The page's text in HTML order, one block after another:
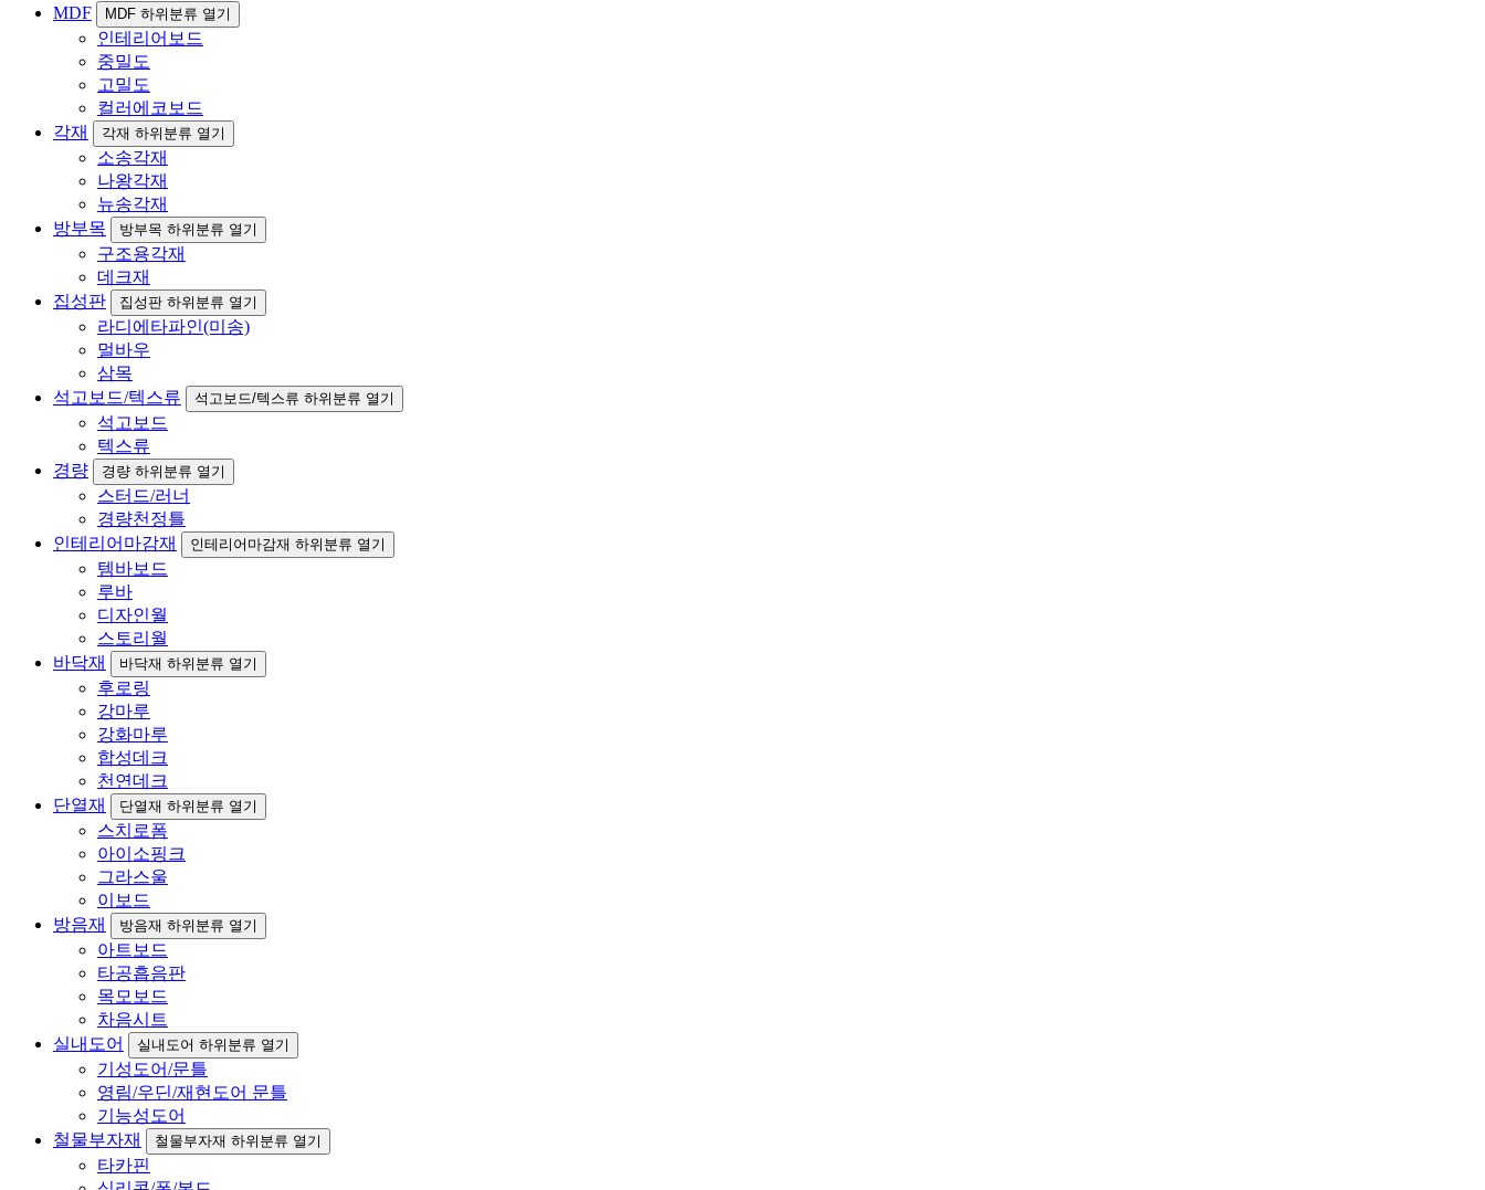
MDF
MDF 하위분류 열기
인테리어보드
중밀도
고밀도
컬러에코보드
각재
각재 하위분류 열기
소송각재
나왕각재
뉴송각재
방부목
방부목 하위분류 열기
구조용각재
데크재
집성판
집성판 하위분류 열기
라디에타파인(미송)
멀바우
삼목
석고보드/텍스류
석고보드/텍스류 하위분류 열기
석고보드
텍스류
경량
경량 하위분류 열기
스터드/러너
경량천정틀
인테리어마감재
인테리어마감재 하위분류 열기
템바보드
루바
디자인월
스토리월
바닥재
바닥재 하위분류 열기
후로링
강마루
강화마루
합성데크
천연데크
단열재
단열재 하위분류 열기
스치로폼
아이소핑크
그라스울
이보드
방음재
방음재 하위분류 열기
아트보드
타공흡음판
목모보드
차음시트
실내도어
실내도어 하위분류 열기
기성도어/문틀
영림/우딘/재현도어 문틀
기능성도어
철물부자재
철물부자재 하위분류 열기
타카핀